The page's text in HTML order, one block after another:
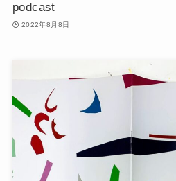
podcast
2022年8月8日